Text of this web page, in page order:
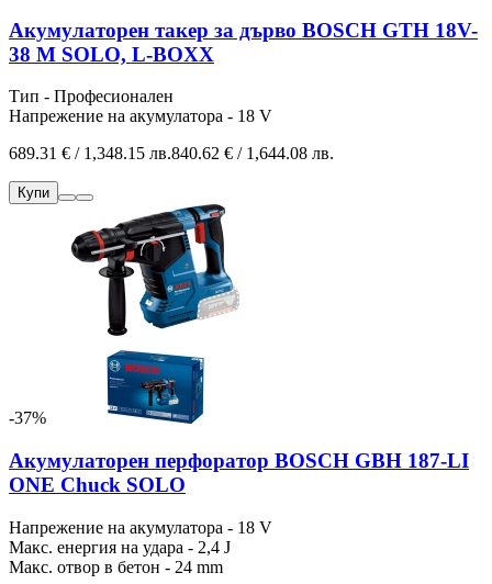
Акумулаторен такер за дърво BOSCH GTH 18V-
38 M SOLO, L-BOXX
Тип - Професионален
Напрежение на акумулатора - 18 V
689.31 € / 1,348.15 лв.840.62 € / 1,644.08 лв.
Купи
-37%
Акумулаторен перфоратор BOSCH GBH 187-LI
ONE Chuck SOLO
Напрежение на акумулатора - 18 V
Макс. енергия на удара - 2,4 J
Макс. отвор в бетон - 24 mm